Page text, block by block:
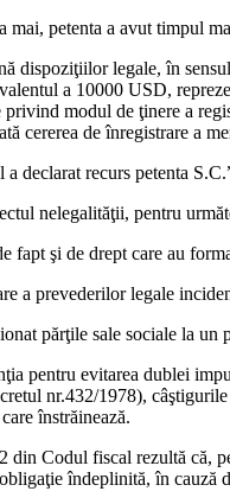
petenta a avut timpul
dispoziţiilor legale, în
a 10000 USD,
modul de ţinere a
cererea de înregistrare a
declarat recurs petenta
nelegalităţii, pentru
fapt şi de drept care au
a prevederilor legale
părţile sale sociale la
pentru evitarea dublei
nr.432/1978),
înstrăinează.
din Codul fiscal rezultă că,
îndeplinită, în cauză